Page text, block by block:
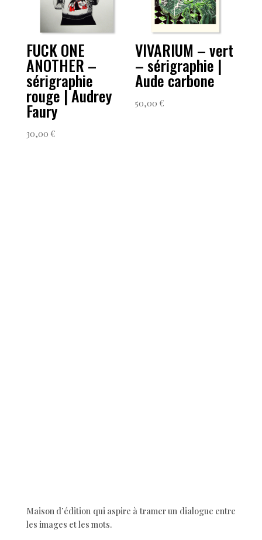
Maison d’édition qui aspire à tramer un dialogue entre
les images et les mots.
FUCK ONE
ANOTHER –
sérigraphie
rouge | Audrey
Faury
30,00 €
VIVARIUM – vert
– sérigraphie |
Aude carbone
50,00 €